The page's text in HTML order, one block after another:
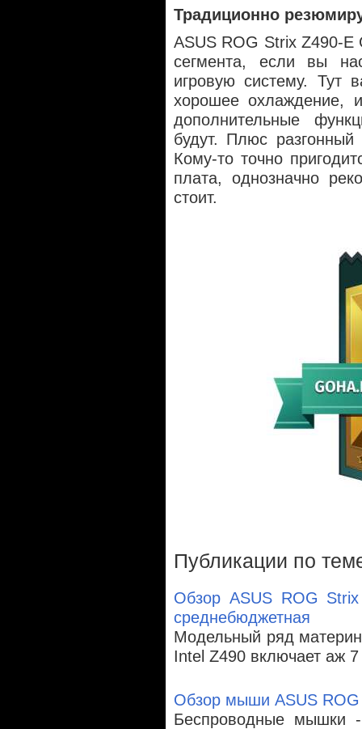
Традиционно
ASUS ROG Strix Z490-
сегмента, если вы
игровую систему. Тут
хорошее охлаждение,
дополнительные
будут. Плюс разгонный
Кому-то точно
плата, однозначно
стоит.
Публикации по
Обзор ASUS ROG
среднебюджетная
Модельный ряд
Intel Z490 включает аж
Обзор мыши ASUS
Беспроводные мышки